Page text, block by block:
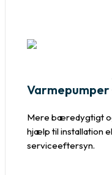
Varmepumper
Mere bæredygtigt
hjælp til installation
serviceeftersyn.